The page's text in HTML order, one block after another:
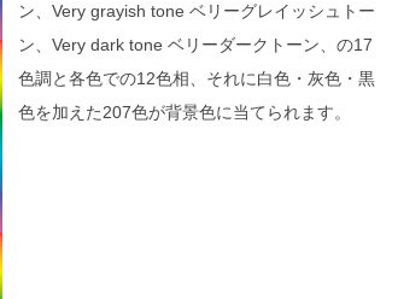
ン、Very grayish tone ベリーグレイッシュトー
ン、Very dark tone ベリーダークトーン、の17
色調と各色での12色相、それに白色・灰色・黒
色を加えた207色が背景色に当てられます。